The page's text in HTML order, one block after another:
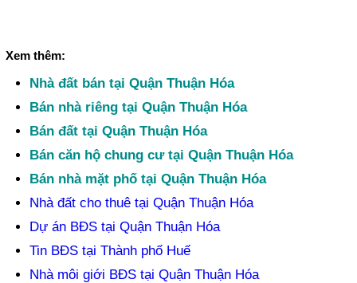
Xem thêm:
Nhà đất bán tại Quận Thuận Hóa
Bán nhà riêng tại Quận Thuận Hóa
Bán đất tại Quận Thuận Hóa
Bán căn hộ chung cư tại Quận Thuận Hóa
Bán nhà mặt phố tại Quận Thuận Hóa
Nhà đất cho thuê tại Quận Thuận Hóa
Dự án BĐS tại Quận Thuận Hóa
Tin BĐS tại Thành phố Huế
Nhà môi giới BĐS tại Quận Thuận Hóa